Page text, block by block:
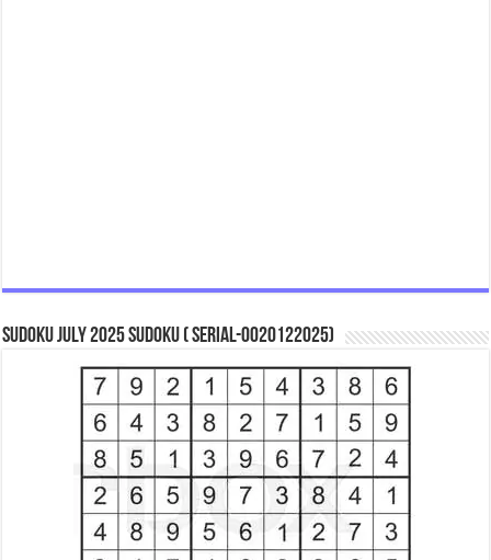
Sudoku July 2025 Sudoku ( Serial-0020122025)